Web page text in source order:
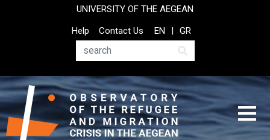
UNIVERSITY OF THE AEGEAN
Top
Header
Help
Contact Us
Search
EN GR